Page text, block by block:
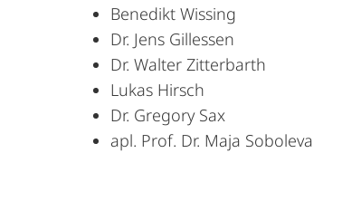
Benedikt Wissing
Dr. Jens Gillessen
Dr. Walter Zitterbarth
Lukas Hirsch
Dr. Gregory Sax
apl. Prof. Dr. Maja Soboleva